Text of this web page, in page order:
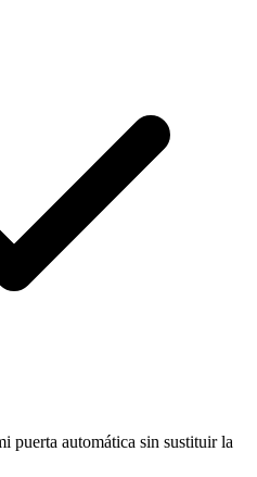
puerta automática sin sustituir la